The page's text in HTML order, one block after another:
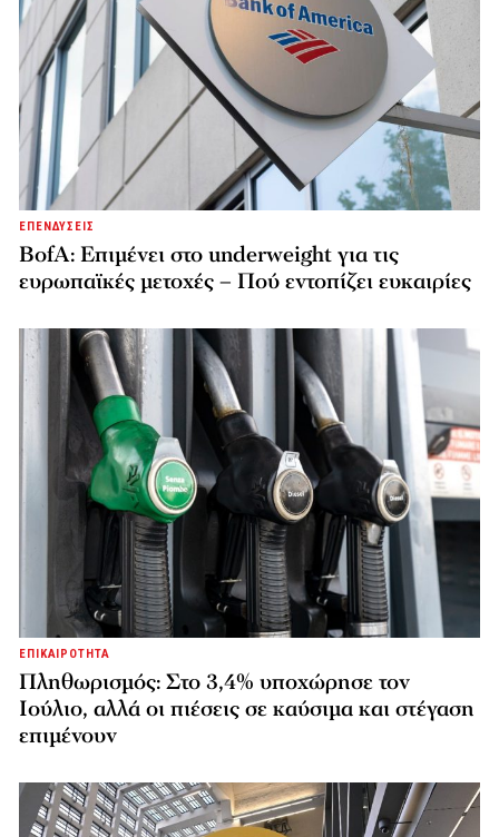
ΕΠΕΝΔΥΣΕΙΣ
BofA: Επιμένει στο underweight για τις
ευρωπαϊκές μετοχές – Πού εντοπίζει ευκαιρίες
ΕΠΙΚΑΙΡΟΤΗΤΑ
Πληθωρισμός: Στο 3,4% υποχώρησε τον
Ιούλιο, αλλά οι πιέσεις σε καύσιμα και στέγαση
επιμένουν